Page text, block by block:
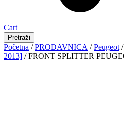
Cart
Pretraži
Početna /PRODAVNICA /Peugeot /
2013] / FRONT SPLITTER